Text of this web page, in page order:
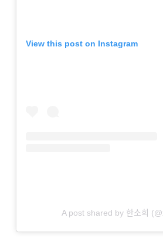
View this post on Instagram
A post shared by 한소희